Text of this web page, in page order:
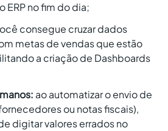
ERP no fim do dia;
consegue cruzar dados
metas de vendas que estão
a criação de Dashboards
ao automatizar o envio de
ou notas fiscais),
digitar valores errados no